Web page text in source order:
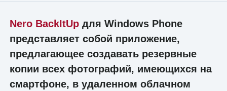
Nero BackItUpдля Windows Phone
представляет собой приложение,
предлагающее создавать резервные
копии всех фотографий, имеющихся на
смартфоне, в удаленном облачном